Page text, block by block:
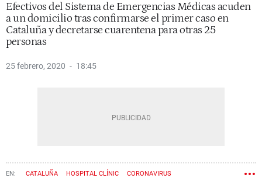
Efectivos del Sistema de Emergencias Médicas acuden
a un domicilio tras confirmarse el primer caso en
Cataluña y decretarse cuarentena para otras 25
personas
25 febrero, 2020 18:45
CATALUÑA HOSPITAL CLÍNIC CORONAVIRUS